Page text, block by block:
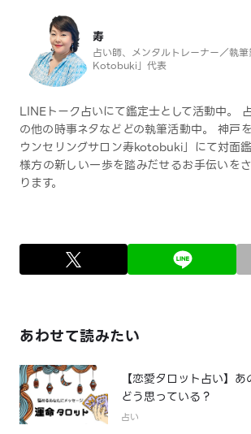
寿
占い師、メンタルトレーナー／執
Kotobuki」代表
LINEトーク占いにて鑑定士として活動中。
の他の時事ネタなどどの執筆活動中。 神戸
ウンセリングサロン寿kotobuki」にて対面
様方の新しい一歩を踏みだせるお手伝いを
ります。
あわせて読みたい
【恋愛タロット占い】
どう思っている？
占い